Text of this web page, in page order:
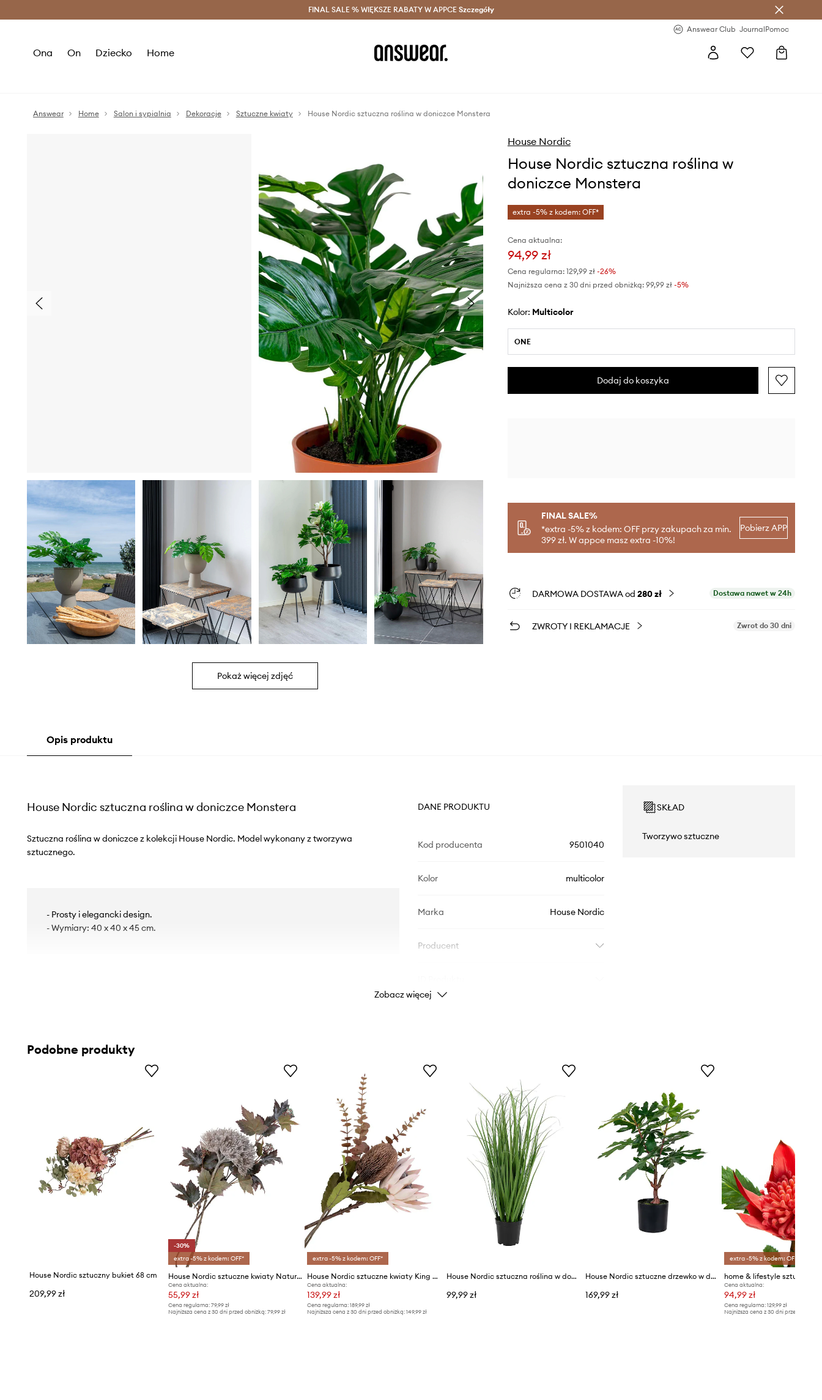
Oszczędzaj z Answear Club > Dostawa nawet w 24h >
FINAL SALE % WIĘKSZE RABATY W APPCE Szczegóły
Answear Club JournalPomoc
Ona On Dziecko Home
Answear Home Salon i sypialnia Dekoracje Sztuczne kwiaty House Nordic sztuczna roślina w doniczce Monstera
Pokaż więcej zdjęć
House Nordic
House Nordic sztuczna roślina w
doniczce Monstera
extra -5% z kodem: OFF*
Cena aktualna:
94,99 zł
Cena regularna: 129,99 zł-26%
Najniższa cena z 30 dni przed obniżką: 99,99 zł -5%
Kolor: multicolor
ONE
Dodaj do koszyka
FINAL SALE%
*extra -5% z kodem: OFF przy zakupach za min.
399 zł. W appce masz extra -10%!
Pobierz APP
DARMOWA DOSTAWA od 280 zł Dostawa nawet w 24h
ZWROTY I REKLAMACJE Zwrot do 30 dni
Opis produktu
House Nordic sztuczna roślina w doniczce Monstera
Sztuczna roślina w doniczce z kolekcji House Nordic. Model wykonany z tworzywa
sztucznego.
- Prosty i elegancki design.
- Wymiary: 40 x 40 x 45 cm.
DANE PRODUKTU
Kod producenta 9501040
Kolor multicolor
Marka House Nordic
Producent
SKŁAD
Tworzywo sztuczne
Zobacz więcej
Podobne produkty
House Nordic sztuczny bukiet 68 cm
209,99 zł
-30%
extra -5% z kodem: OFF*
House Nordic sztuczne kwiaty Nature bouquet
Cena aktualna:
55,99 zł
Cena regularna:79,99 zł
Najniższa cena z 30 dni przed obniżką:79,99 zł
extra -5% z kodem: OFF*
House Nordic sztuczne kwiaty King Protea Bouquet
Cena aktualna:
139,99 zł
Cena regularna: 189,99 zł
Najniższa cena z 30 dni przed obniżką: 149,99 zł
House Nordic sztuczna roślina w doniczce Poa Grass
99,99 zł
House Nordic sztuczne drzewko w doniczce Fig tree
169,99 zł
extra -5% z kodem: OFF*
home & lifestyle sztuczny
Cena aktualna:
94,99 zł
Cena regularna: 129,99 zł
Najniższa cena z 30 dni przed obniżką: